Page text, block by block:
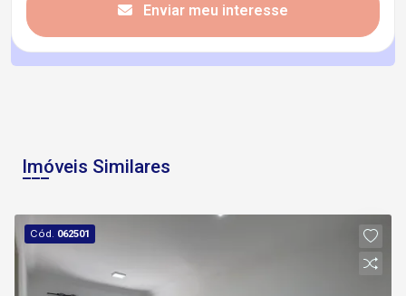
Enviar meu interesse
Imóveis Similares
Cód. 062501